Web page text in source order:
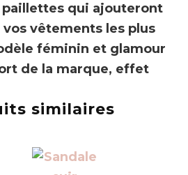
paillettes qui ajouteront
vêtements les plus
féminin et glamour
de la marque, effet
similaires